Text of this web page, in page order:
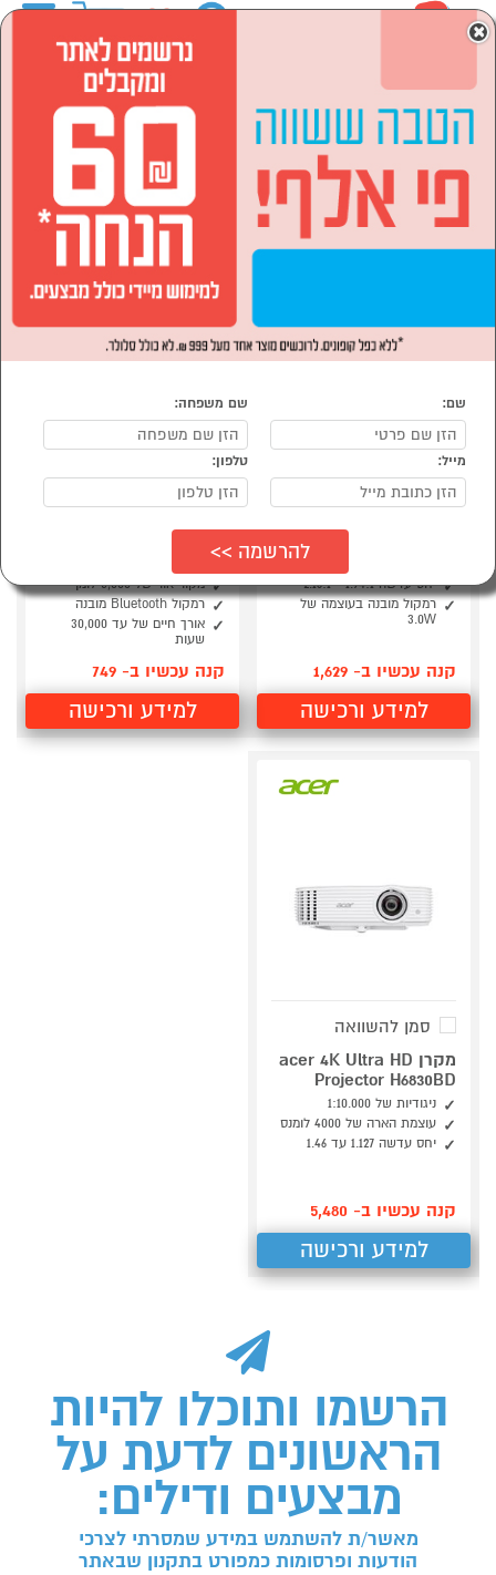
טלויזיות וסאונד
מקרן קולנוע ביתי
מקרן קולנוע ביתי ACER אייסר
נמצאו 3 מוצרי מקרן קולנוע ביתי של מוצרי ACER אייסר
מיון: הפופולרים ביותר
סמן להשוואה
יחס עדשה 1.94:1 - 2.16:1
רמקול מובנה בעוצמה של
3.0W
קנה עכשיו ב- 1,629
למידע ורכישה
סמן להשוואה
QF12
מקור אור של 5,000 לומן
רמקול Bluetooth מובנה
אורך חיים של עד 30,000
שעות
קנה עכשיו ב- 749
למידע ורכישה
סמן להשוואה
מקרן acer 4K Ultra HD
Projector H6830BD
ניגודיות של 1:10.000
עוצמת הארה של 4000 לומנס
יחס עדשה 1.127 עד 1.46
קנה עכשיו ב- 5,480
למידע ורכישה
הרשמו ותוכלו להיות
הראשונים לדעת על
מבצעים ודילים:
מאשר/ת להשתמש במידע שמסרתי לצרכי
הודעות ופרסומות כמפורט בתקנון שבאתר
×
שם: שם משפחה:
מייל: טלפון: